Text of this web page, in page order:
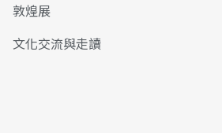
敦煌展
文化交流與走讀